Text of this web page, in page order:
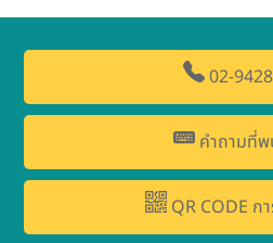
02-
คำถามที่
QR CODE กา